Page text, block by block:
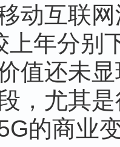
动互联
上年分别
值还未
，尤其
的商业